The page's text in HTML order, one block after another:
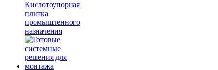
Кислотоупорная
плитка
промышленного
назначения